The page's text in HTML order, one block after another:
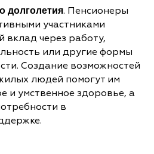
долголетия. Пенсионеры
участниками
вклад через работу,
или другие формы
Создание возможностей
людей помогут им
и умственное здоровье, а
в